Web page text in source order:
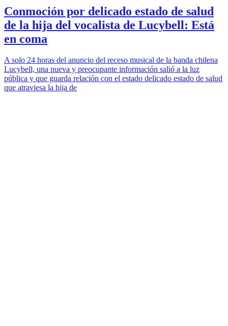
Conmoción por delicado estado de salud
de la hija del vocalista de Lucybell: Está
en coma
A solo 24 horas del anuncio del receso musical de la banda chilena
Lucybell, una nueva y preocupante información salió a la luz
pública y que guarda relación con el estado delicado estado de salud
que atraviesa la hija de